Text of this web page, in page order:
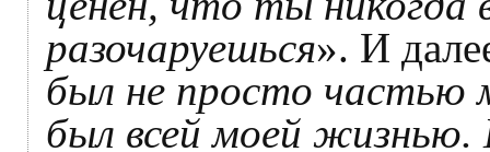
разочаруешься». И
был не просто частью
был всей моей жизнью.